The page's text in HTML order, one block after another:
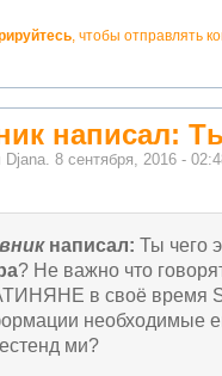
, чтобы отправлять
написал:
Djana. 8 сентября, 2016 -
написал:Ты чего
? Не важно что
в своё время
необходимые
ми?